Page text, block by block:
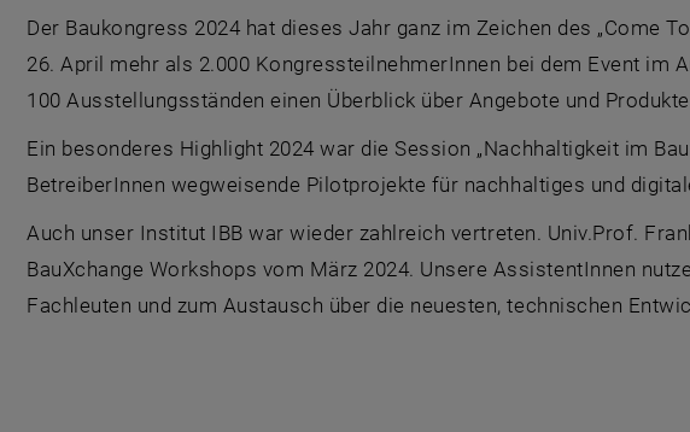
Der Baukongress 2024 hat dieses Jahr ganz im Zeichen des „Come
26. April mehr als 2.000 KongressteilnehmerInnen bei dem Event im
100 Ausstellungsständen einen Überblick über Angebote und
Ein besonderes Highlight 2024 war die Session „Nachhaltigkeit im
BetreiberInnen wegweisende Pilotprojekte für nachhaltiges und
Auch unser Institut IBB war wieder zahlreich vertreten. Univ.Prof.
BauXchange Workshops vom März 2024. Unsere AssistentInnen
Fachleuten und zum Austausch über die neuesten, technischen